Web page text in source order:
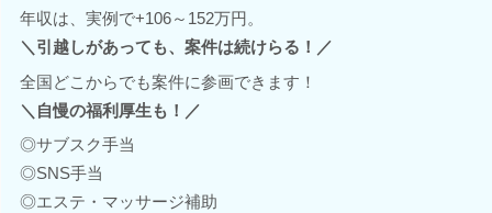
年収は、実例で+106～152万円。
＼引越しがあっても、案件は続けらる！／
全国どこからでも案件に参画できます！
＼自慢の福利厚生も！／
◎サブスク手当
◎SNS手当
◎エステ・マッサージ補助